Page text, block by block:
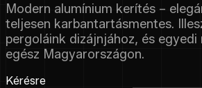
Modern alumínium kerítés –
teljesen karbantartásmentes.
pergoláink dizájnjához, és
egész Magyarországon.
Kérésre